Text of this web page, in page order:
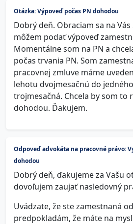
Otázka: Výpoveď počas PN dohodou
Dobrý deň. Obraciam sa na
môžem podať výpoveď
Momentálne som na PN a
počas trvania PN. Som
pracovnej zmluve máme
lehotu dvojmesačnú do
trojmesačná. Chcela by som to
dohodou. Ďakujem.
Odpoveď advokáta na pracovné právo:
dohodou
Dobrý deň, ďakujeme za Vašu
dovoľujem zaujať nasledovný
Uvádzate, že ste zamestnaná
predpokladám, že máte na